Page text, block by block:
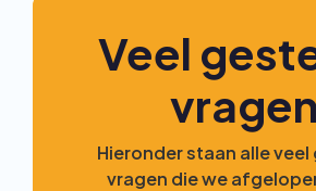
Veel
vragen
Hieronder staan alle
vragen die we